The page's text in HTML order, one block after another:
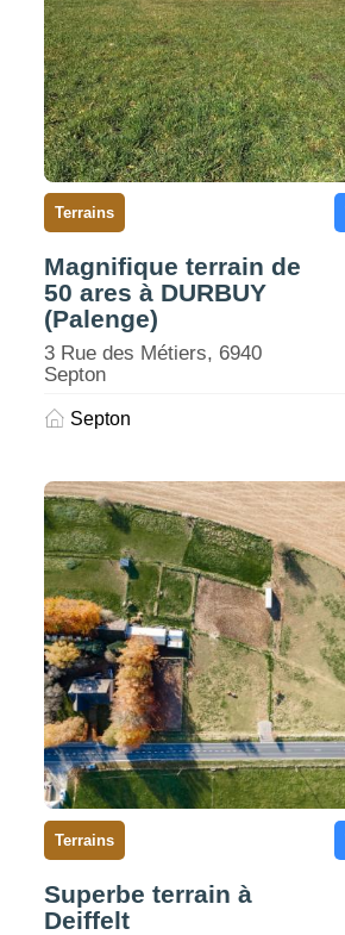
Terrains
Magnifique terrain de
50 ares à DURBUY
(Palenge)
3 Rue des Métiers, 6940
Septon
Septon
Terrains
Superbe terrain à
Deiffelt